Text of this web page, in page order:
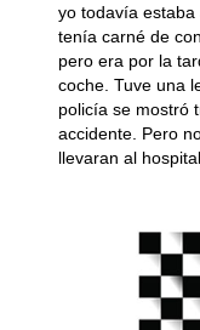
yo todavía
tenía carné de
pero era por la
coche. Tuve una
policía se mostró
accidente. Pero
llevaran al hospital.